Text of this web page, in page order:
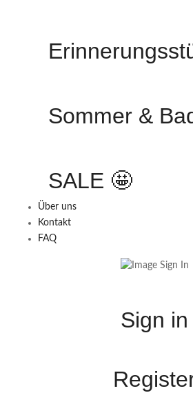
Sommer &
SALE 🤩
Über uns
Kontakt
FAQ
Sign in